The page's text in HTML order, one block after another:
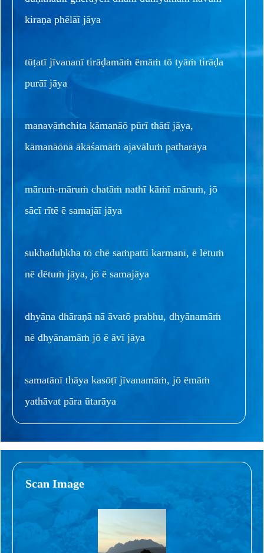
kiraṇa phēlāī jāya
tūṭatī jīvananī tirāḍamāṁ ēmāṁ tō tyāṁ tirāḍa
purāī jāya
manavāṁchita kāmanāō pūrī thātī jāya,
kāmanāōnā ākāśamāṁ ajavāluṁ patharāya
māruṁ-māruṁ chatāṁ nathī kāṁī māruṁ, jō
sācī rītē ē samajāī jāya
sukhaduḥkha tō chē saṁpatti karmanī, ē lētuṁ
nē dētuṁ jāya, jō ē samajāya
dhyāna dhāraṇā nā āvatō prabhu, dhyānamāṁ
nē dhyānamāṁ jō ē āvī jāya
samatānī thāya kasōṭī jīvanamāṁ, jō ēmāṁ
yathāvat pāra ūtarāya
Scan Image